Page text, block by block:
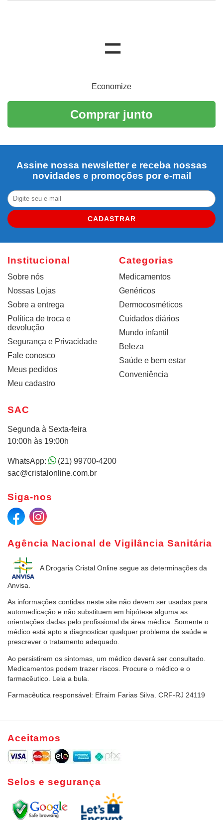
Economize
Comprar junto
Assine nossa newsletter e receba nossas
novidades e promoções por e-mail
CADASTRAR
Institucional
Sobre nós
Nossas Lojas
Sobre a entrega
Política de troca e
devolução
Segurança e Privacidade
Fale conosco
Meus pedidos
Meu cadastro
Categorias
Medicamentos
Genéricos
Dermocosméticos
Cuidados diários
Mundo infantil
Beleza
Saúde e bem estar
Conveniência
Agência Nacional de Vigilância Sanitária
A Drogaria Cristal Online segue as determinações da
Anvisa.
As informações contidas neste site não devem ser usadas para
automedicação e não substituem em hipótese alguma as
orientações dadas pelo profissional da área médica. Somente o
médico está apto a diagnosticar qualquer problema de saúde e
prescrever o tratamento adequado.
Ao persistirem os sintomas, um médico deverá ser consultado.
Medicamentos podem trazer riscos. Procure o médico e o
farmacêutico. Leia a bula.
Farmacêutica responsável: Efraim Farias Silva. CRF-RJ 24119
SAC
Segunda à Sexta-feira
10:00h às 19:00h
WhatsApp:
(21) 99700-4200
sac@cristalonline.com.br
Siga-nos
Aceitamos
Selos e segurança